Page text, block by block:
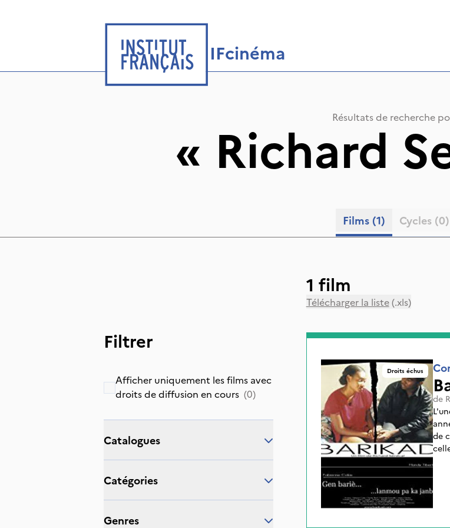
IFcinéma
Résultats de recherche
« Richard
Films (1) Cycles (0)
Filtrer
Afficher uniquement les films avec
droits de diffusion en cours (0)
catalogues
catégories
genres
1 film
Télécharger la liste(.xls)
Droits échus
de
de